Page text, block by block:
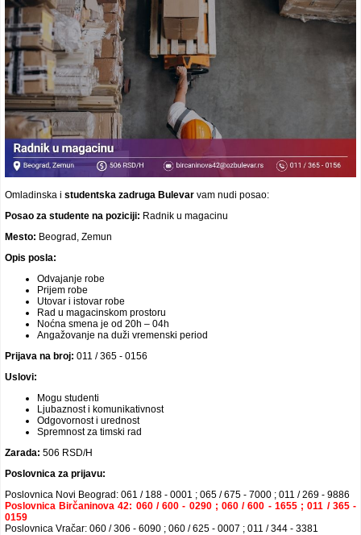
Omladinska i studentska zadruga Bulevar vam nudi posao:
Posao za studente na poziciji: Radnik u magacinu
Mesto: Beograd, Zemun
Opis posla:
Odvajanje robe
Prijem robe
Utovar i istovar robe
Rad u magacinskom prostoru
Noćna smena je od 20h – 04h
Angažovanje na duži vremenski period
Prijava na broj: 011 / 365 - 0156
Uslovi:
Mogu studenti
Ljubaznost i komunikativnost
Odgovornost i urednost
Spremnost za timski rad
Zarada: 506 RSD/H
Poslovnica za prijavu:
Poslovnica Novi Beograd: 061 / 188 - 0001 ; 065 / 675 - 7000 ; 011 / 269 - 9886
Poslovnica Birčaninova 42: 060 / 600 - 0290 ; 060 / 600 - 1655 ; 011 / 365 -
0159
Poslovnica Vračar: 060 / 306 - 6090 ; 060 / 625 - 0007 ; 011 / 344 - 3381